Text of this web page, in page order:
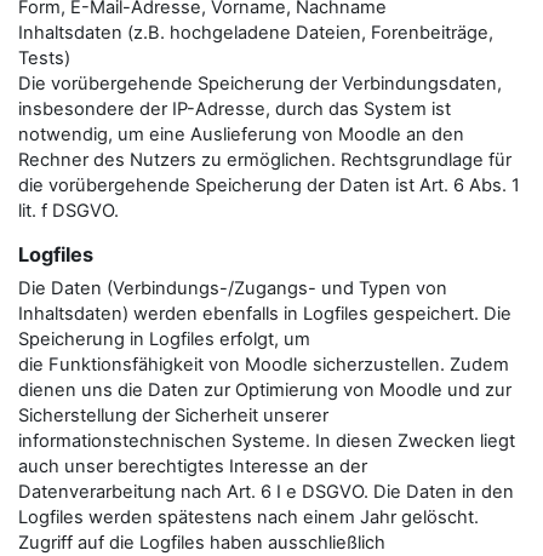
Form, E-Mail-Adresse, Vorname, Nachname
Inhaltsdaten (z.B. hochgeladene Dateien, Forenbeiträge,
Tests)
Die vorübergehende Speicherung der Verbindungsdaten,
insbesondere der IP-Adresse, durch das System ist
notwendig, um eine Auslieferung von Moodle an den
Rechner des Nutzers zu ermöglichen. Rechtsgrundlage für
die vorübergehende Speicherung der Daten ist Art. 6 Abs. 1
lit. f DSGVO.
Logfiles
Die Daten (Verbindungs-/Zugangs- und Typen von
Inhaltsdaten) werden ebenfalls in Logfiles gespeichert. Die
Speicherung in Logfiles erfolgt, um
die Funktionsfähigkeit von Moodle sicherzustellen. Zudem
dienen uns die Daten zur Optimierung von Moodle und zur
Sicherstellung der Sicherheit unserer
informationstechnischen Systeme. In diesen Zwecken liegt
auch unser berechtigtes Interesse an der
Datenverarbeitung nach Art. 6 I e DSGVO. Die Daten in den
Logfiles werden spätestens nach einem Jahr gelöscht.
Zugriff auf die Logfiles haben ausschließlich